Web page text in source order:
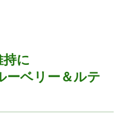
に
ーベリー＆ルテ